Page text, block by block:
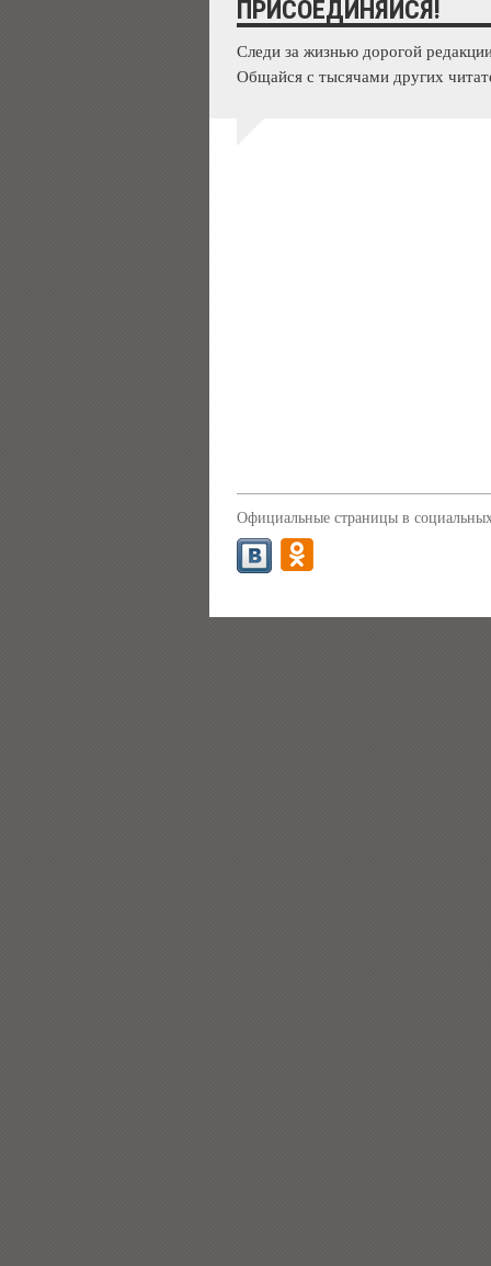
ПРИСОЕДИНЯЙСЯ!
Следи за жизнью дорогой
Общайся с тысячами других
Официальные страницы в социальных